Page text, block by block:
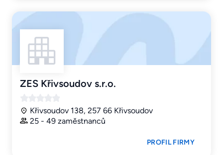
ZES Křivsoudov s.r.o.
Křivsoudov 138, 257 66 Křivsoudov
25 - 49 zaměstnanců
PROFIL FIRMY